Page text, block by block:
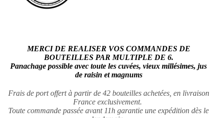
MERCI DE REALISER VOS COMMANDES DE
BOUTEILLES PAR MULTIPLE DE 6.
Panachage possible avec toute les cuvées, vieux millésimes, jus
de raisin et magnums
Frais de port offert à partir de 42 bouteilles achetées, en livraison
France exclusivement.
Toute commande passée avant 11h garantie une expédition dès le